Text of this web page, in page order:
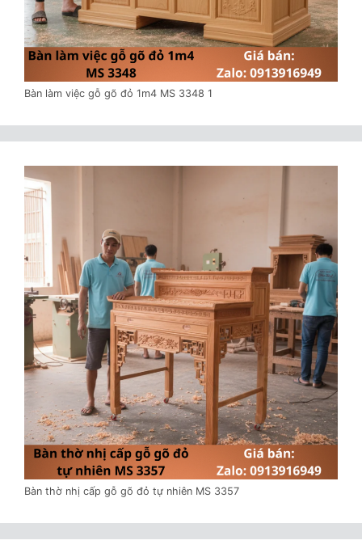
Bàn làm việc gỗ gõ đỏ 1m4 MS 3348 1
Bàn thờ nhị cấp gỗ gõ đỏ tự nhiên MS 3357